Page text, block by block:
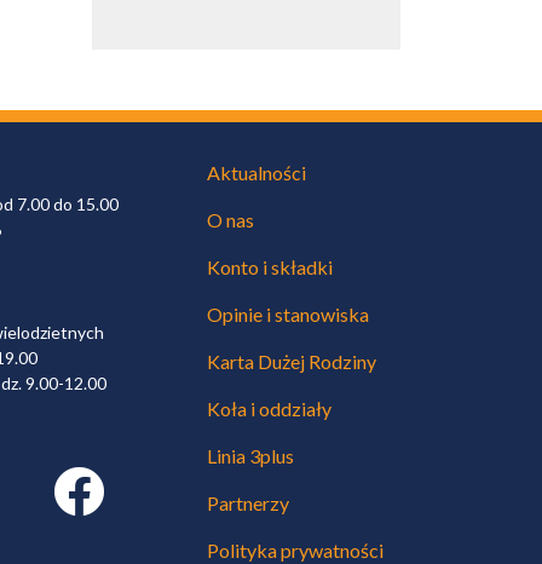
7.00 do 15.00
9.00-12.00
Facebook link
Aktualności
O nas
Konto i składki
Opinie i stanowiska
Karta Dużej Rodziny
Koła i oddziały
Linia 3plus
Partnerzy
Polityka prywatności